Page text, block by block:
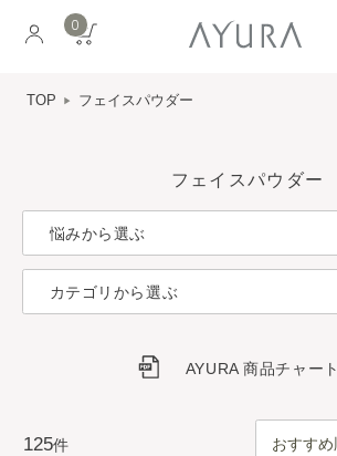
0
TOP フェイスパウダー
フェイスパウダー
悩みから選ぶ
カテゴリから選ぶ
AYURA 商品チャート
125件